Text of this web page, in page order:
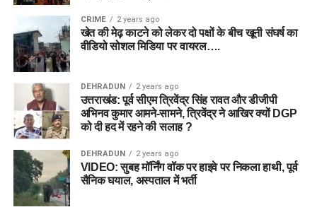
CRIME 2 years ago
खेत की मेढ़ काटने को लेकर दो पक्षों के बीच खूनी संघर्ष का
वीडियो सोशल मिडिया पर वायरल….
DEHRADUN 2 years ago
उत्तराखंड: पूर्व सीएम त्रिवेंद्र सिंह रावत और डीजीपी
अभिनव कुमार आमने-सामने, त्रिवेंद्र ने आखिर क्यों DGP
को दी हद में रहने की सलाह ?
DEHRADUN 2 years ago
VIDEO: सुबह मॉर्निंग वॉक पर हाइवे पर निकला हाथी, पूर्व
सैनिक घयाल, अस्पताल में भर्ती